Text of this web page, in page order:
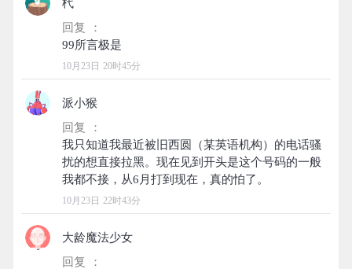
杙
回复 ：
10月23日 20时45分
派小猴
回复 ：
我只知道我最近被旧西圆（某英语机构）的电话骚
扰的想直接拉黑。现在见到开头是这个号码的一般
10月23日 22时43分
大龄魔法少女
回复 ：